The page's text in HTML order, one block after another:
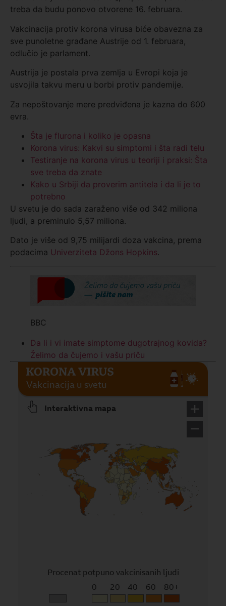
treba da budu ponovo otvorene 16. februara.
Vakcinacija protiv korona virusa biće obavezna za
sve punoletne građane Austrije od 1. februara,
odlučio je parlament.
Austrija je postala prva zemlja u Evropi koja je
usvojila takvu meru u borbi protiv pandemije.
Za nepoštovanje mere predviđena je kazna do 600
evra.
Šta je flurona i koliko je opasna
Korona virus: Kakvi su simptomi i šta radi telu
Testiranje na korona virus u teoriji i praksi: Šta
sve treba da znate
Kako u Srbiji da proverim antitela i da li je to
potrebno
U svetu je do sada zaraženo više od 342 miliona
ljudi, a preminulo 5,57 miliona.
Dato je više od 9,75 milijardi doza vakcina, prema
podacima Univerziteta Džons Hopkins.
BBC
Da li i vi imate simptome dugotrajnog kovida?
Želimo da čujemo i vašu priču